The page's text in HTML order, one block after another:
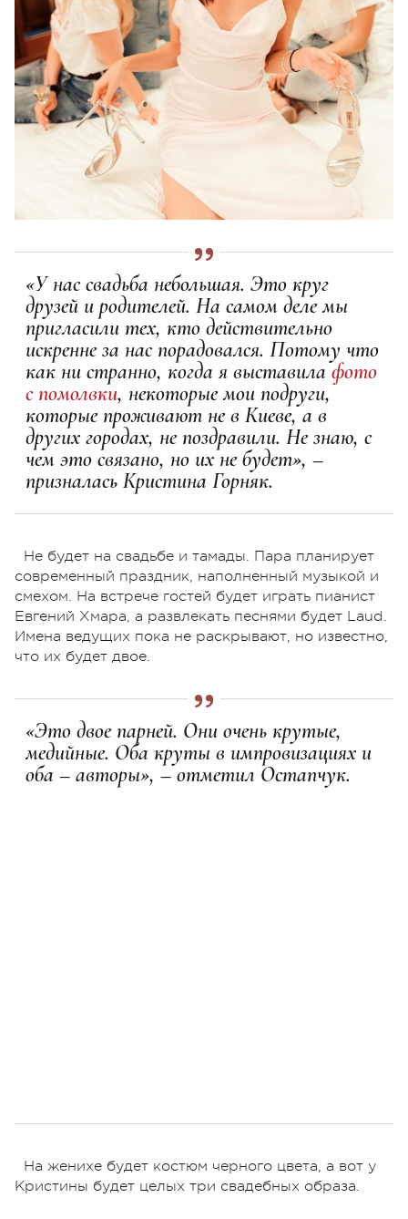
«У нас свадьба небольшая. Это круг
друзей и родителей. На самом деле мы
пригласили тех, кто действительно
искренне за нас порадовался. Потому что
как ни странно, когда я выставилафото
с помолвки, некоторые мои подруги,
которые проживают не в Киеве, а в
других городах, не поздравили. Не знаю, с
чем это связано, но их не будет», –
призналась Кристина Горняк.
Не будет на свадьбе и тамады. Пара планирует
современный праздник, наполненный музыкой и
смехом. На встрече гостей будет играть пианист
Евгений Хмара, а развлекать песнями будет Laud.
Имена ведущих пока не раскрывают, но известно,
что их будет двое.
«Это двое парней. Они очень крутые,
медийные. Оба круты в импровизациях и
оба – авторы», – отметил Остапчук.
На женихе будет костюм черного цвета, а вот у
Кристины будет целых три свадебных образа.